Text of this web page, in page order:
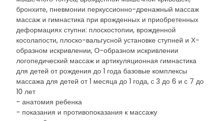
бронхите, пневмонии перкуссионно-дренажный массаж
массаж и гимнастика при врожденных и приобретенных
деформациях ступни: плоскостопии, врожденной
косолапости, плоско-вальгусной установке ступней и Х-
образном искривлении, О-образном искривлении
логопедический массаж и артикуляционная гимнастика
для детей от рождения до 1 года базовые комплексы
массажа для детей от 1 месяца до 1 года, с 3 до 6 и с 7 до
10 лет
- анатомия ребенка
- показания и противопоказания к массажу